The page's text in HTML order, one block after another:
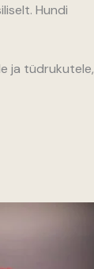
Hundi
ja tüdrukutele,